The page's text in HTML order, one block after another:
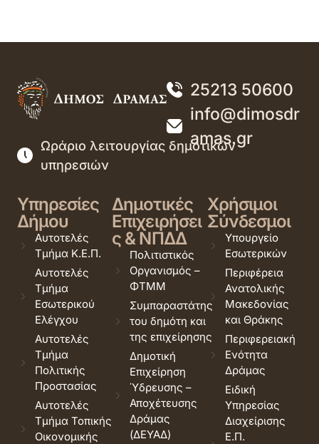
25213 50600
info@dimosdr
amas.gr
Ωράριο λειτουργίας δημοτικών
υπηρεσιών
Υπηρεσίες
Δήμου
Αυτοτελές
Τμήμα Κ.Ε.Π.
Αυτοτελές
Τμήμα
Εσωτερικού
Ελέγχου
Αυτοτελές
Τμήμα
Πολιτικής
Προστασίας
Αυτοτελές
Τμήμα Τοπικής
Οικονομικής
Δημοτικές
Επιχειρήσει
ς & ΝΠΔΔ
Πολιτιστικός
Οργανισμός –
ΦΤΜΜ
Συμπαραστάτης
του δημότη και
της επιχείρησης
Δημοτική
Επιχείρηση
Ύδρευσης –
Αποχέτευσης
Δράμας
(ΔΕΥΑΔ)
Χρήσιμοι
Σύνδεσμοι
Υπουργείο
Εσωτερικών
Περιφέρεια
Ανατολικής
Μακεδονίας
και Θράκης
Περιφερειακή
Ενότητα
Δράμας
Ειδική
Υπηρεσίας
Διαχείρισης
Ε.Π.